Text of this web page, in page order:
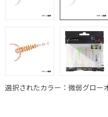
選択されたカラー：微弱グロー